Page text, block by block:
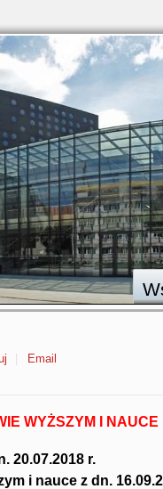
Email
WYŻSZYM I NAUCE
20.07.2018 r.
i nauce z dn.